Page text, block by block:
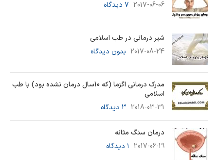
2017-06-06 7 دیدگاه
شیر درمانی در طب اسلامی
2017-08-24 بدون دیدگاه
مدرک درمانی اگزما (که 10سال درمان نشده بود) با طب
اسلامی
2018-03-31 3 دیدگاه
درمان سنگ مثانه
2017-06-19 ۱ دیدگاه